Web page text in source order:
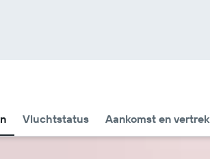
Vluchtstatus Aankomst en vertrek